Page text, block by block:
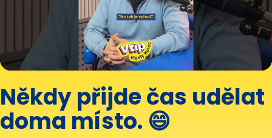
Někdy přijde čas udělat
doma místo. 😄